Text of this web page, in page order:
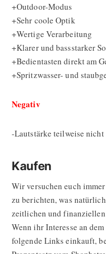
+Outdoor-Modus
+Sehr coole Optik
+Wertige Verarbeitung
+Klarer und bassstarker
+Bedientasten direkt am
+Spritzwasser- und
Negativ
-Lautstärke teilweise nicht
Kaufen
Wir versuchen euch
zu berichten, was
zeitlichen und
Wenn ihr Interesse an
folgende Links einkauft,